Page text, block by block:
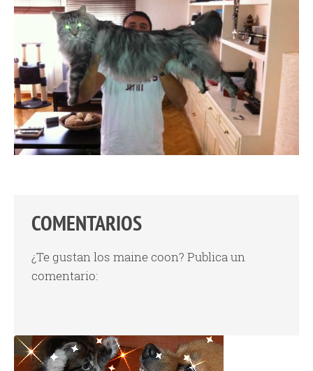
COMENTARIOS
¿Te gustan los maine coon? Publica un
comentario: